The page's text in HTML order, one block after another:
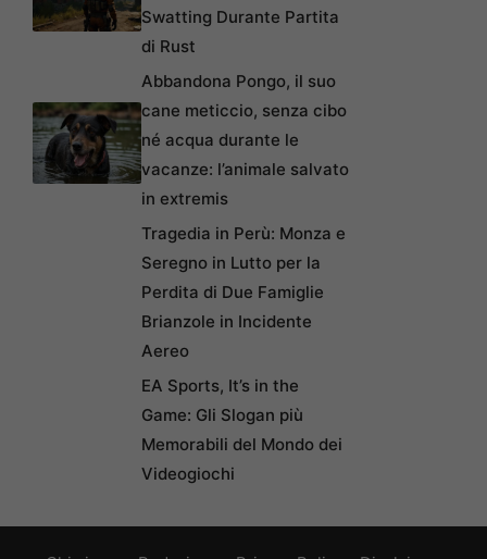
Swatting Durante Partita
di Rust
Abbandona Pongo, il suo
cane meticcio, senza cibo
né acqua durante le
vacanze: l’animale salvato
in extremis
Tragedia in Perù: Monza e
Seregno in Lutto per la
Perdita di Due Famiglie
Brianzole in Incidente
Aereo
EA Sports, It’s in the
Game: Gli Slogan più
Memorabili del Mondo dei
Videogiochi